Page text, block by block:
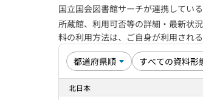
国立国会図書館サーチが連携してい
所蔵館、利用可否等の詳細・最新状
料の利用方法は、ご自身が利用され
北日本